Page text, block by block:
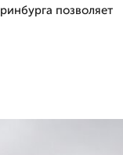
позволяет